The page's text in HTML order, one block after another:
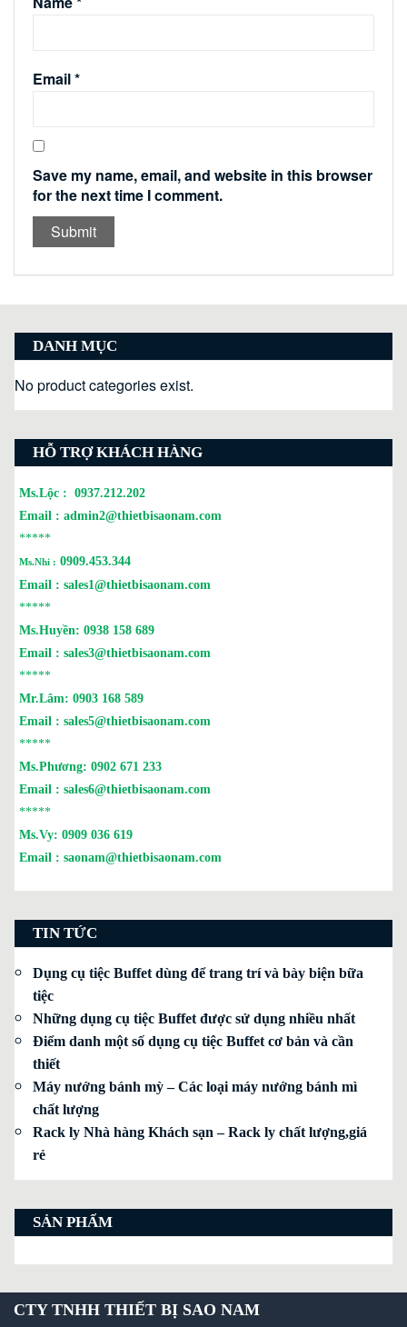
Email*
Save my name, email, and website in this browser
for the next time I comment.
DANH MỤC
No product categories exist.
HỖ TRỢ KHÁCH HÀNG
Ms.Lộc : 0937.212.202
Email : admin2@thietbisaonam.com
*****
Ms.Nhi : 0909.453.344
Email : sales1@thietbisaonam.com
*****
Ms.Huyền: 0938 158 689
Email : sales3@thietbisaonam.com
*****
Mr.Lâm: 0903 168 589
Email : sales5@thietbisaonam.com
*****
Ms.Phương: 0902 671 233
Email : sales6@thietbisaonam.com
*****
Ms.Vy: 0909 036 619
Email : saonam@thietbisaonam.com
TIN TỨC
Dụng cụ tiệc Buffet dùng để trang trí và bày biện bữa
tiệc
Những dụng cụ tiệc Buffet được sử dụng nhiều nhất
Điểm danh một số dụng cụ tiệc Buffet cơ bản và cần
thiết
Máy nướng bánh mỳ – Các loại máy nướng bánh mì
chất lượng
Rack ly Nhà hàng Khách sạn – Rack ly chất lượng,giá
rẻ
SẢN PHẨM
CTY TNHH THIẾT BỊ SAO NAM